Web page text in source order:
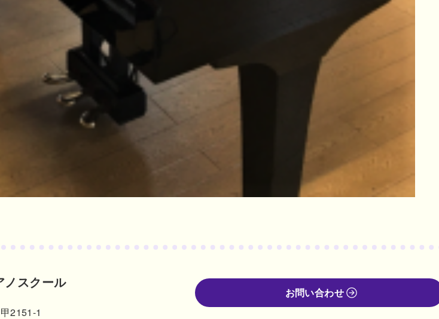
ノスクール
2151-1
お問い合わせ